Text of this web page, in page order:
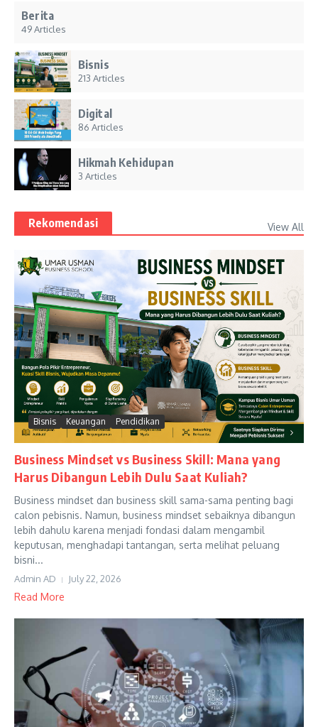
Berita
49 Articles
Bisnis
213 Articles
Digital
86 Articles
Hikmah Kehidupan
3 Articles
Rekomendasi View All
Bisnis Keuangan Pendidikan
Business Mindset vs Business Skill: Mana yang
Harus Dibangun Lebih Dulu Saat Kuliah?
Business mindset dan business skill sama-sama penting bagi
calon pebisnis. Namun, business mindset sebaiknya dibangun
lebih dahulu karena menjadi fondasi dalam mengambil
keputusan, menghadapi tantangan, serta melihat peluang
bisni...
Admin AD July 22, 2026
Read More